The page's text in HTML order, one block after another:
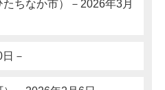
ちなか市）－2026年3月
－